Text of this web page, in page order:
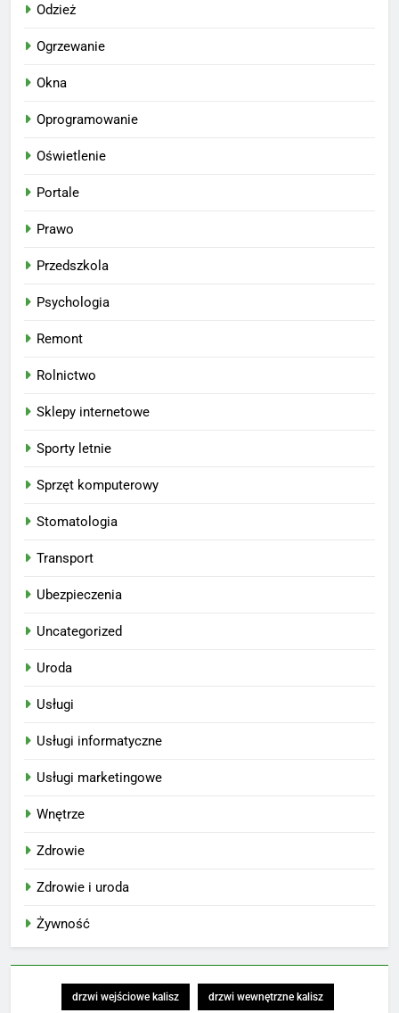
Odzież
Ogrzewanie
Okna
Oprogramowanie
Oświetlenie
Portale
Prawo
Przedszkola
Psychologia
Remont
Rolnictwo
Sklepy internetowe
Sporty letnie
Sprzęt komputerowy
Stomatologia
Transport
Ubezpieczenia
Uncategorized
Uroda
Usługi
Usługi informatyczne
Usługi marketingowe
Wnętrze
Zdrowie
Zdrowie i uroda
Żywność
drzwi wejściowe kalisz drzwi wewnętrzne kalisz